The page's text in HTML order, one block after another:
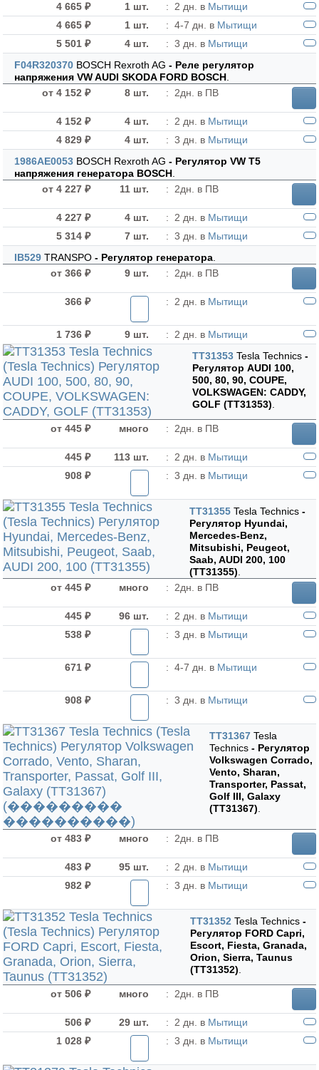
4 665 ₽
1 шт. : 2 дн. в Мытищи
4 665 ₽
1 шт. : 4-7 дн. в Мытищи
5 501 ₽
4 шт. : 3 дн. в Мытищи
F04R320370 BOSCH Rexroth AG - Реле регулятор
напряжения VW AUDI SKODA FORD BOSCH.
от 4 152 ₽
8 шт. : 2дн. в ПВ
4 152 ₽ 4 шт. : 2 дн. в Мытищи
4 829 ₽
4 шт. : 3 дн. в Мытищи
1986AE0053 BOSCH Rexroth AG - Регулятор VW T5
напряжения генератора BOSCH.
от 4 227 ₽
11 шт. : 2дн. в ПВ
4 227 ₽ 4 шт. : 2 дн. в Мытищи
5 314 ₽
7 шт. : 3 дн. в Мытищи
IB529 TRANSPO - Регулятор генератора.
от 366 ₽
9 шт. : 2дн. в ПВ
366 ₽ : 2 дн. в Мытищи
1 736 ₽ 9 шт. : 2 дн. в Мытищи
TT31353 Tesla Technics -
Регулятор AUDI 100,
500, 80, 90, COUPE,
VOLKSWAGEN: CADDY,
GOLF (TT31353).
от 445 ₽ много : 2дн. в ПВ
445 ₽ 113 шт. : 2 дн. в Мытищи
908 ₽
: 3 дн. в Мытищи
TT31355Tesla Technics-
Регулятор Hyundai,
Mercedes-Benz,
Mitsubishi, Peugeot,
Saab, AUDI 200, 100
(TT31355).
от 445 ₽
много : 2дн. в ПВ
445 ₽ 96 шт. : 2 дн. в Мытищи
538 ₽
: 3 дн. в Мытищи
671 ₽ : 4-7 дн. в Мытищи
908 ₽ : 3 дн. в Мытищи
TT31367 Tesla
Technics - Регулятор
Volkswagen Corrado,
Vento, Sharan,
Transporter, Passat,
Golf III, Galaxy
(TT31367).
от 483 ₽ много : 2дн. в ПВ
483 ₽ 95 шт. : 2 дн. в Мытищи
982 ₽
: 3 дн. в Мытищи
TT31352Tesla Technics-
Регулятор FORD Capri,
Escort, Fiesta, Granada,
Orion, Sierra, Taunus
(TT31352).
от 506 ₽ много : 2дн. в ПВ
506 ₽ 29 шт. : 2 дн. в Мытищи
1 028 ₽
: 3 дн. в Мытищи